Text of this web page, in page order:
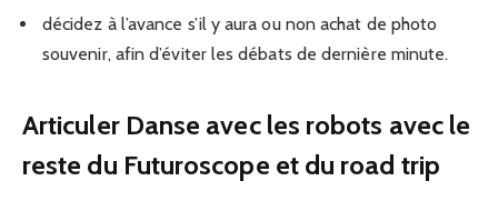
décidez à l’avance s’il y aura ou non achat de photo
souvenir, afin d’éviter les débats de dernière minute.
Articuler Danse avec les robots avec le
reste du Futuroscope et du road trip